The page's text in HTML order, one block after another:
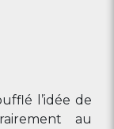
l’idée de
au